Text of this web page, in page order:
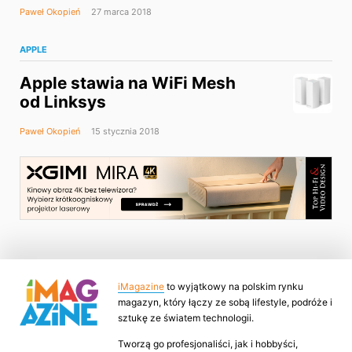
Paweł Okopień 27 marca 2018
APPLE
Apple stawia na WiFi Mesh
od Linksys
Paweł Okopień 15 stycznia 2018
iMagazine to wyjątkowy na polskim rynku
magazyn, który łączy ze sobą lifestyle, podróże i
sztukę ze światem technologii.
Tworzą go profesjonaliści, jak i hobbyści,